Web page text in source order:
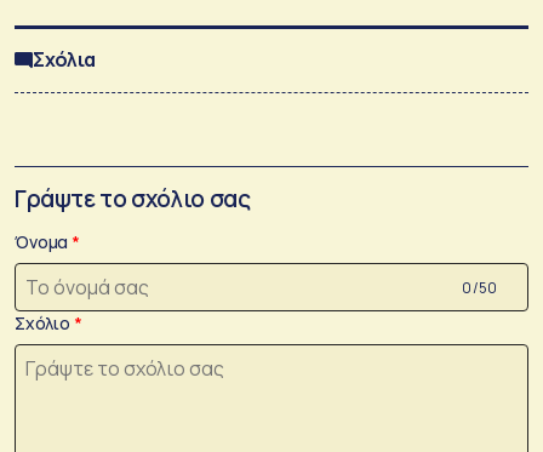
Σχόλια
Γράψτε το σχόλιο σας
Όνομα
0 /50
Σχόλιο